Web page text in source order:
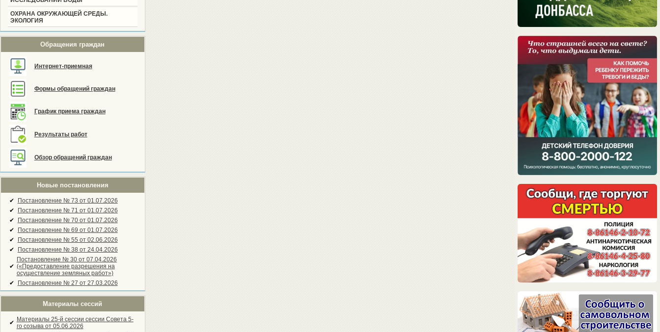
ОХРАНА ОКРУЖАЮЩЕЙ СРЕДЫ.
ЭКОЛОГИЯ
Обращения граждан
Интернет-приемная
Формы обращений граждан
График приема граждан
Результаты работ
Обзор обращений граждан
Новые постановления
✔
Постановление № 73 от 01.07.2026
✔
Постановление № 71 от 01.07.2026
✔
Постановление № 70 от 01.07.2026
✔
Постановление № 69 от 01.07.2026
✔
Постановление № 55 от 02.06.2026
✔
Постановление № 38 от 24.04.2026
✔
Постановление № 30 от 07.04.2026
(«Предоставление разрешения на
осуществление земляных работ»)
✔
Постановление № 27 от 27.03.2026
Материалы сессий
✔ Материалы 25-й сессии сессии Совета 5-
го созыва от 05.06.2026